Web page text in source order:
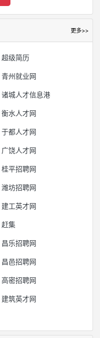
更多>>
超级简历
青州就业网
诸城人才信息港
衡水人才网
于都人才网
广饶人才网
桂平招聘网
潍坊招聘网
建工英才网
赶集
昌乐招聘网
昌邑招聘网
高密招聘网
建筑英才网